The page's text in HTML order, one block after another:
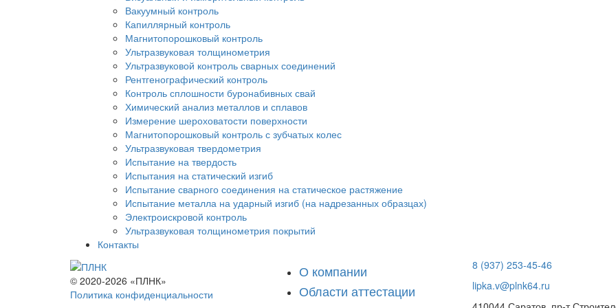
Вакуумный контроль
Капиллярный контроль
Магнитопорошковый контроль
Ультразвуковая толщинометрия
Ультразвуковой контроль сварных соединений
Рентгенографический контроль
Контроль сплошности буронабивных свай
Химический анализ металлов и сплавов
Измерение шероховатости поверхности
Магнитопорошковый контроль с зубчатых колес
Ультразвуковая твердометрия
Испытание на твердость
Испытания на статический изгиб
Испытание сварного соединения на статическое растяжение
Испытание металла на ударный изгиб (на надрезанных образцах)
Электроискровой контроль
Ультразвуковая толщинометрия покрытий
Контакты
© 2020-2026 «ПЛНК»
Политика конфиденциальности
О компании
Области аттестации
8 (937) 253-45-46
lipka.v@plnk64.ru